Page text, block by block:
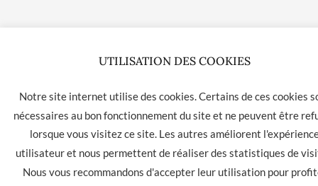
UTILISATION DES COOKIES
Notre site internet utilise des cookies. Certains de ces cookies
nécessaires au bon fonctionnement du site et ne peuvent être
lorsque vous visitez ce site. Les autres améliorent
utilisateur et nous permettent de réaliser des statistiques de
Nous vous recommandons d'accepter leur utilisation pour